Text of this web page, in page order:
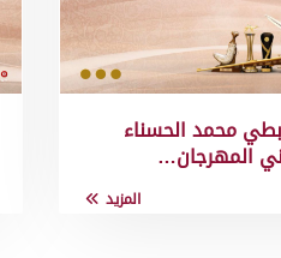
بطي محمد الحسناء
المهرجان…
المزيد